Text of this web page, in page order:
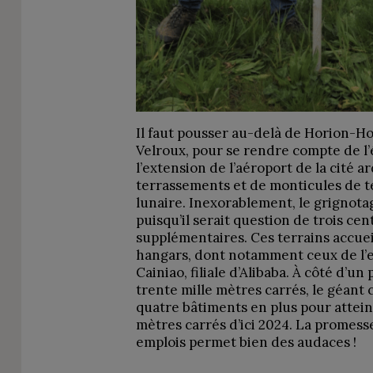
Il faut pousser au-delà de Horion-
Velroux, pour se rendre compte de
l’extension de l’aéroport de la cité
terrassements et de monticules de
lunaire. Inexorablement, le
puisqu’il serait question de trois
supplémentaires. Ces terrains
hangars, dont notamment ceux de
Cainiao, filiale d’Alibaba. À côté
trente mille mètres carrés, le géant
quatre bâtiments en plus pour
mètres carrés d’ici 2024. La
emplois permet bien des audaces !